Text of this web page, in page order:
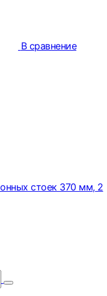
В сравнение
стоек 370 мм, 2